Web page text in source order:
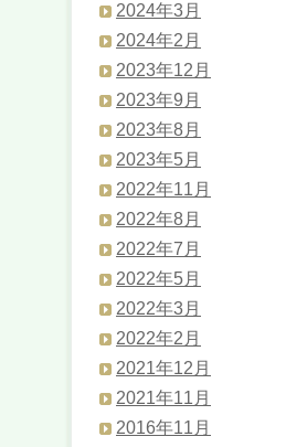
2024年3月
2024年2月
2023年12月
2023年9月
2023年8月
2023年5月
2022年11月
2022年8月
2022年7月
2022年5月
2022年3月
2022年2月
2021年12月
2021年11月
2016年11月